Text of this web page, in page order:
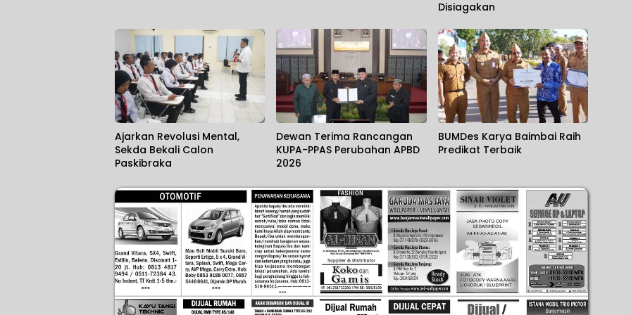
Disiagakan
Ajarkan Revolusi Mental,
Sekda Bekali Calon
Paskibraka
Dewan Terima Rancangan
KUPA-PPAS Perubahan APBD
2026
BUMDes Karya Baimbai Raih
Predikat Terbaik